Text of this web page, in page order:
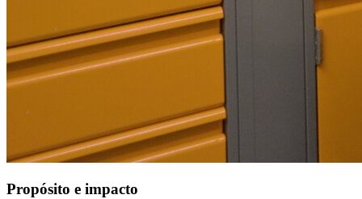
Propósito e impacto